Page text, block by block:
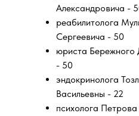
Александровича -
реабилитолога
Сергеевича - 50
юриста Бережного
- 50
эндокринолога
Васильевны - 22
психолога Петрова